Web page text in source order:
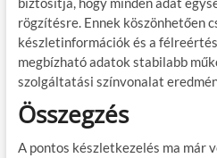
rögzítésre. Ennek köszönhetően
készletinformációk és a
megbízható adatok stabilabb
szolgáltatási színvonalat
Összegzés
A pontos készletkezelés ma már